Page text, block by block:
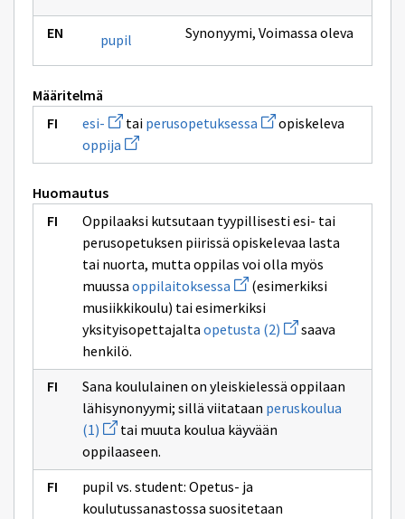
pupil Synonyymi, Voimassa oleva
Määritelmä
esi- Avaa
uuden
ikkunan
sivulle
tai perusopetuksessa Avaa
uuden
sivulle
opiskeleva
oppija Avaa
uuden
ikkunan
Huomautus
Oppilaaksi kutsutaan tyypillisesti esi- tai
perusopetuksen piirissä opiskelevaa lasta
tai nuorta, mutta oppilas voi olla myös
muussa oppilaitoksessa Avaa
uuden
ikkunan
sivulle
oppilaitoksessa
(esimerkiksi
musiikkikoulu) tai esimerkiksi
yksityisopettajalta opetusta (2) Avaa
uuden
sivulle
opetusta
(2)
saava
henkilö.
Sana koululainen on yleiskielessä oppilaan
lähisynonyymi; sillä viitataan peruskoulua
(1) Avaa
uuden
ikkunan
sivulle
peruskoulua
(1)
tai muuta koulua käyvään
oppilaaseen.
pupil vs. student: Opetus- ja
koulutussanastossa suositetaan